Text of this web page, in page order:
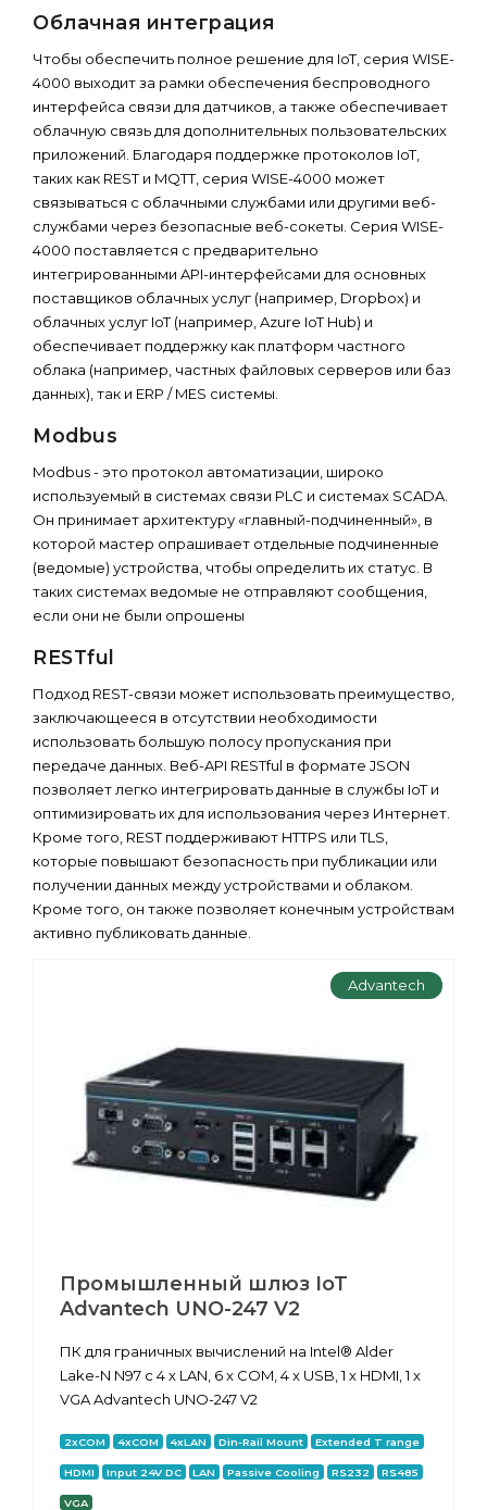
Облачная интеграция
Чтобы обеспечить полное решение для IoT, серия WISE-
4000 выходит за рамки обеспечения беспроводного
интерфейса связи для датчиков, а также обеспечивает
облачную связь для дополнительных пользовательских
приложений. Благодаря поддержке протоколов IoT,
таких как REST и MQTT, серия WISE-4000 может
связываться с облачными службами или другими веб-
службами через безопасные веб-сокеты. Серия WISE-
4000 поставляется с предварительно
интегрированными API-интерфейсами для основных
поставщиков облачных услуг (например, Dropbox) и
облачных услуг IoT (например, Azure IoT Hub) и
обеспечивает поддержку как платформ частного
облака (например, частных файловых серверов или баз
данных), так и ERP / MES системы.
Modbus
Modbus - это протокол автоматизации, широко
используемый в системах связи PLC и системах SCADA.
Он принимает архитектуру «главный-подчиненный», в
которой мастер опрашивает отдельные подчиненные
(ведомые) устройства, чтобы определить их статус. В
таких системах ведомые не отправляют сообщения,
если они не были опрошены
RESTful
Подход REST-связи может использовать преимущество,
заключающееся в отсутствии необходимости
использовать большую полосу пропускания при
передаче данных. Веб-API RESTful в формате JSON
позволяет легко интегрировать данные в службы IoT и
оптимизировать их для использования через Интернет.
Кроме того, REST поддерживают HTTPS или TLS,
которые повышают безопасность при публикации или
получении данных между устройствами и облаком.
Кроме того, он также позволяет конечным устройствам
активно публиковать данные.
Advantech
Промышленный шлюз IoT
Advantech UNO-247 V2
ПК для граничных вычислений на Intel® Alder
Lake-N N97 с 4 x LAN, 6 x COM, 4 x USB, 1 x HDMI, 1 x
VGA Advantech UNO-247 V2
2xCOM 4xCOM 4xLAN Din-Rail Mount Extended T range
HDMI Input 24V DC LAN Passive Cooling RS232 RS485
VGA